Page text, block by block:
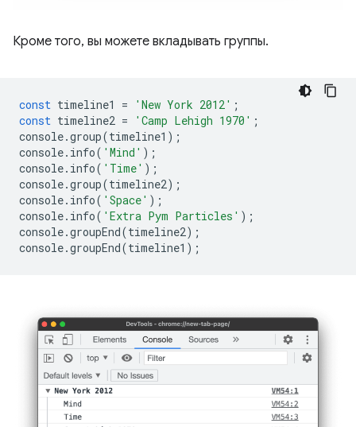
Кроме того, вы можете вкладывать группы.
const timeline1 = 'New York 2012' ;
const timeline2 = 'Camp Lehigh 1970' ;
console.group(timeline1 );
console. info( 'Mind' );
console. info( 'Time' );
console.group(timeline2);
console. info( 'Space' );
console. info( 'Extra Pym Particles' );
console.groupEnd(timeline2);
console.groupEnd(timeline1 );